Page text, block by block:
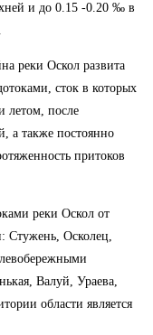
и до 0.15 -0.20 ‰ в
реки Оскол развита
сток в которых
летом, после
а также постоянно
притоков
реки Оскол от
Стужень, Осколец,
Валуй, Ураева,
области является